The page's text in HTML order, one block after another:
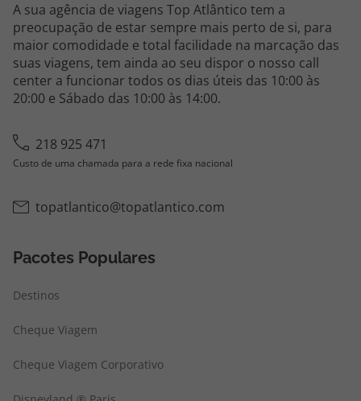
A sua agência de viagens Top Atlântico tem a
preocupação de estar sempre mais perto de si, para
maior comodidade e total facilidade na marcação das
suas viagens, tem ainda ao seu dispor o nosso call
center a funcionar todos os dias úteis das 10:00 às
20:00 e Sábado das 10:00 às 14:00.
218 925 471
Custo de uma chamada para a rede fixa nacional
topatlantico@topatlantico.com
Pacotes Populares
Destinos
Cheque Viagem
Cheque Viagem Corporativo